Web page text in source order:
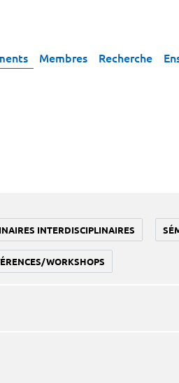
Membres Recherche
INTERDISCIPLINAIRES
WORKSHOPS